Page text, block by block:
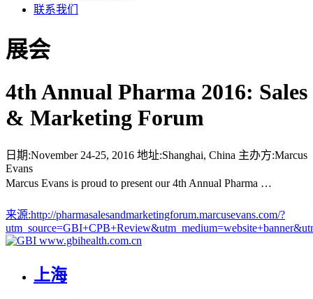
联系我们
展会
4th Annual Pharma 2016: Sales
& Marketing Forum
日期:November 24-25, 2016 地址:Shanghai, China 主办方:Marcus
Evans
Marcus Evans is proud to present our 4th Annual Pharma …
来源:http://pharmasalesandmarketingforum.marcusevans.com/?
www.gbihealth.com.cn
上海